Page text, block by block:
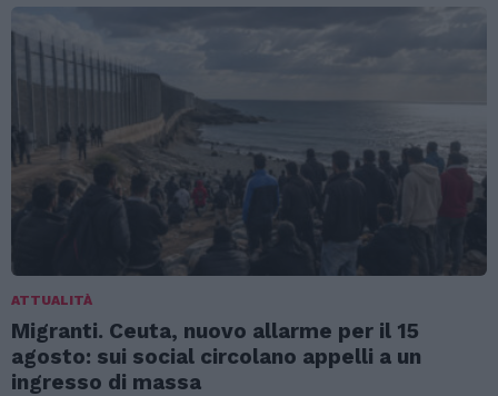
ATTUALITÀ
Migranti. Ceuta, nuovo allarme per il 15
agosto: sui social circolano appelli a un
ingresso di massa